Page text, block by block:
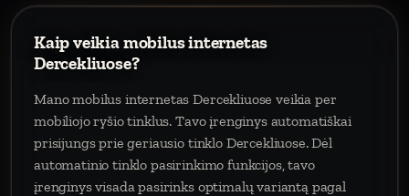
Kaip veikia mobilus internetas
Dercekliuose?
Mano mobilus internetas Dercekliuose veikia per
mobiliojo ryšio tinklus. Tavo įrenginys automatiškai
prisijungs prie geriausio tinklo Dercekliuose. Dėl
automatinio tinklo pasirinkimo funkcijos, tavo
įrenginys visada pasirinks optimalų variantą pagal